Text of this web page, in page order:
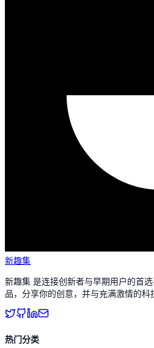
新趣集
新趣集 是连接创新者与早期用户的首
品，分享你的创意，并与充满激情的科
热门分类